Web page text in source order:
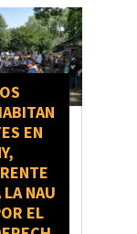
EN
LA NAU
EL